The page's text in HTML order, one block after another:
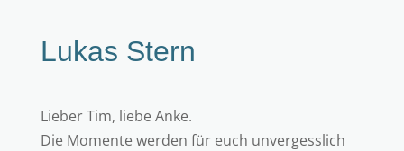
Lukas Stern
Lieber Tim, liebe Anke.
Die Momente werden für euch unvergesslich